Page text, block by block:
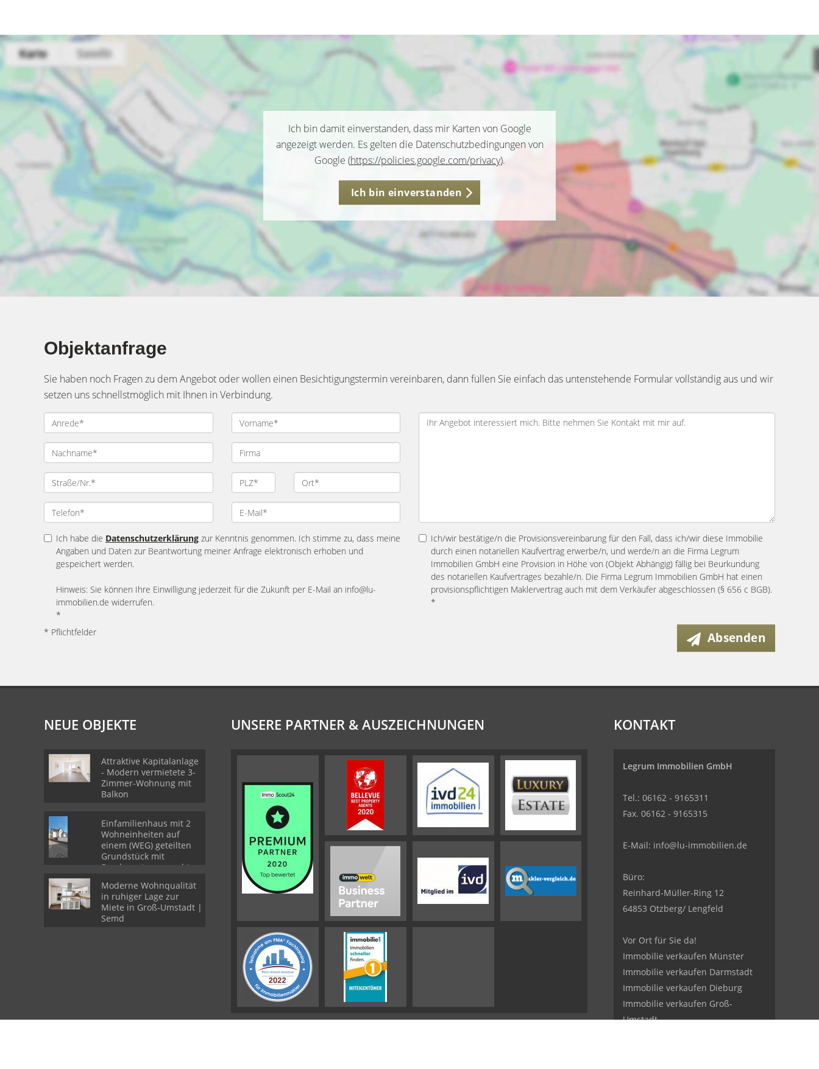
Ich bin damit einverstanden, dass mir Karten von Google
angezeigt werden. Es gelten die Datenschutzbedingungen von
Google (https://policies.google.com/privacy).
Ich bin einverstanden
Objektanfrage
Sie haben noch Fragen zu dem Angebot oder wollen einen Besichtigungstermin vereinbaren, dann füllen Sie einfach das untenstehende Formular vollständig aus und wir
setzen uns schnellstmöglich mit Ihnen in Verbindung.
Ich habe die Datenschutzerklärung zur Kenntnis genommen. Ich stimme zu, dass meine
Angaben und Daten zur Beantwortung meiner Anfrage elektronisch erhoben und
gespeichert werden.
Hinweis: Sie können Ihre Einwilligung jederzeit für die Zukunft per E-Mail an info@lu-
immobilien.de widerrufen.
*
Ich/wir bestätige/n die Provisionsvereinbarung für den Fall, dass ich/wir diese Immobilie
durch einen notariellen Kaufvertrag erwerbe/n, und werde/n an die Firma Legrum
Immobilien GmbH eine Provision in Höhe von (Objekt Abhängig) fällig bei Beurkundung
des notariellen Kaufvertrages bezahle/n. Die Firma Legrum Immobilien GmbH hat einen
provisionspflichtigen Maklervertrag auch mit dem Verkäufer abgeschlossen (§ 656 c BGB).
*
* Pflichtfelder Absenden
NEUE OBJEKTE
Attraktive Kapitalanlage
- Modern vermietete 3-
Zimmer-Wohnung mit
Balkon
Einfamilienhaus mit 2
Wohneinheiten auf
einem (WEG) geteilten
Grundstück mit
Sondernutzungsrechten
Moderne Wohnqualität
in ruhiger Lage zur
Miete in Groß-Umstadt |
Semd
UNSERE PARTNER & AUSZEICHNUNGEN KONTAKT
Legrum Immobilien GmbH
Tel.: 06162 - 9165311
Fax. 06162 - 9165315
E-Mail: info@lu-immobilien.de
Büro:
Reinhard-Müller-Ring 12
64853 Otzberg/ Lengfeld
Vor Ort für Sie da!
Immobilie verkaufen Münster
Immobilie verkaufen Darmstadt
Immobilie verkaufen Dieburg
Immobilie verkaufen Groß-
Umstadt